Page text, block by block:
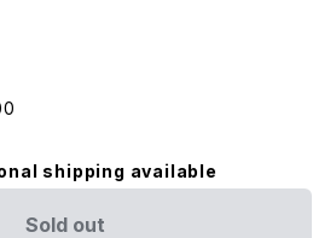
shipping available
Sold out